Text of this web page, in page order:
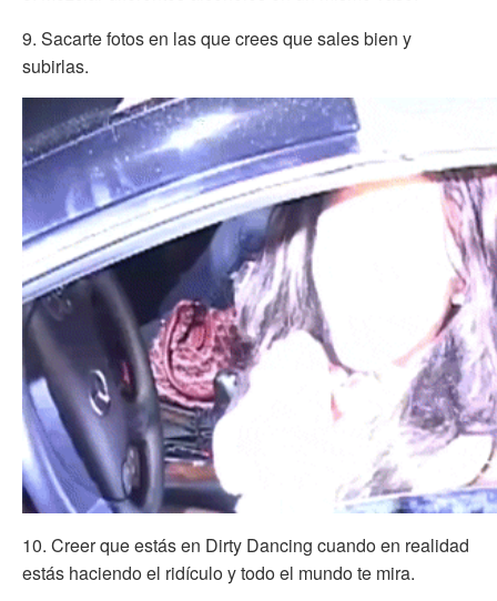
9. Sacarte fotos en las que crees que sales bien y
subirlas.
10. Creer que estás en Dirty Dancing cuando en realidad
estás haciendo el ridículo y todo el mundo te mira.